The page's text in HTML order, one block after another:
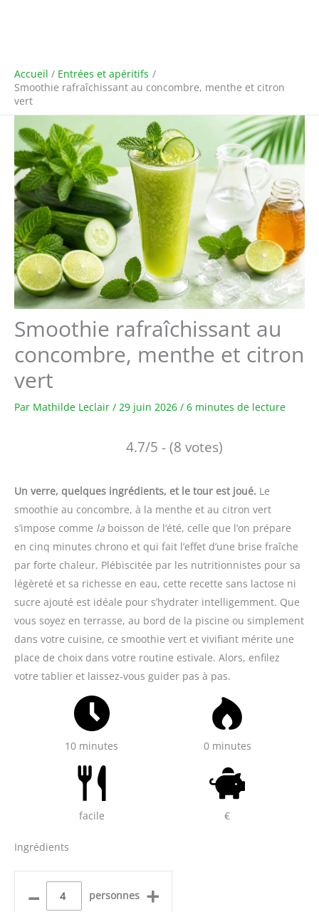
Accueil
Entrées et apéritifs
Smoothie rafraîchissant au concombre, menthe et citron
vert
Smoothie rafraîchissant au
concombre, menthe et citron
vert
Par Mathilde Leclair / 29 juin 2026 / 6 minutes de lecture
4.7/5 - (8 votes)
Un verre, quelques ingrédients, et le tour est joué. Le
smoothie au concombre, à la menthe et au citron vert
s’impose comme la boisson de l’été, celle que l’on prépare
en cinq minutes chrono et qui fait l’effet d’une brise fraîche
par forte chaleur. Plébiscitée par les nutritionnistes pour sa
légèreté et sa richesse en eau, cette recette sans lactose ni
sucre ajouté est idéale pour s’hydrater intelligemment. Que
vous soyez en terrasse, au bord de la piscine ou simplement
dans votre cuisine, ce smoothie vert et vivifiant mérite une
place de choix dans votre routine estivale. Alors, enfilez
votre tablier et laissez-vous guider pas à pas.
10 minutes 0 minutes
facile €
Ingrédients
– personnes +